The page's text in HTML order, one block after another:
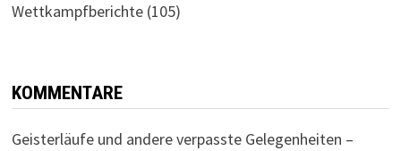
Wettkampfberichte(105)
KOMMENTARE
Geisterläufe und andere verpasste Gelegenheiten –